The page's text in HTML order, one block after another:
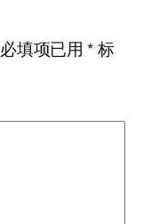
必填项已用*标